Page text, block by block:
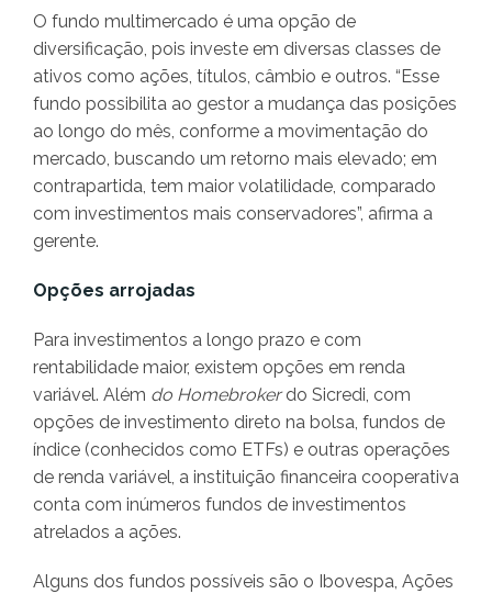
O fundo multimercado é uma opção de
diversificação, pois investe em diversas classes de
ativos como ações, títulos, câmbio e outros. “Esse
fundo possibilita ao gestor a mudança das posições
ao longo do mês, conforme a movimentação do
mercado, buscando um retorno mais elevado; em
contrapartida, tem maior volatilidade, comparado
com investimentos mais conservadores”, afirma a
gerente.
Opções arrojadas
Para investimentos a longo prazo e com
rentabilidade maior, existem opções em renda
variável. Além do Homebrokerdo Sicredi, com
opções de investimento direto na bolsa, fundos de
índice (conhecidos como ETFs) e outras operações
de renda variável, a instituição financeira cooperativa
conta com inúmeros fundos de investimentos
atrelados a ações.
Alguns dos fundos possíveis são o Ibovespa, Ações